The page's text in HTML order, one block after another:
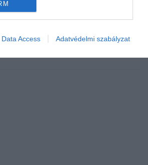
Data Access Adatvédelmi szabályzat
hosszabb utakon rengeteg időt és
figyelje a baleseteket, az